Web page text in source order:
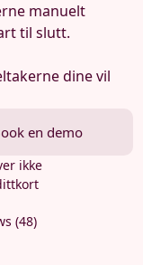
manuelt
til slutt.
dine vil
en demo
ikke
(48)